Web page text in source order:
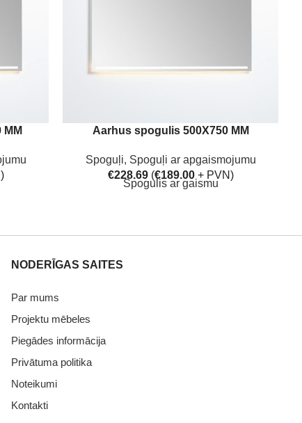
Aarhus spogulis 500X750 MM
Spoguļi, Spoguļi ar apgaismojumu
€228.69 (€189.00+ PVN)
Spogulis ar gaismu
NODERĪGAS SAITES
Par mums
Projektu mēbeles
Piegādes informācija
Privātuma politika
Noteikumi
Kontakti